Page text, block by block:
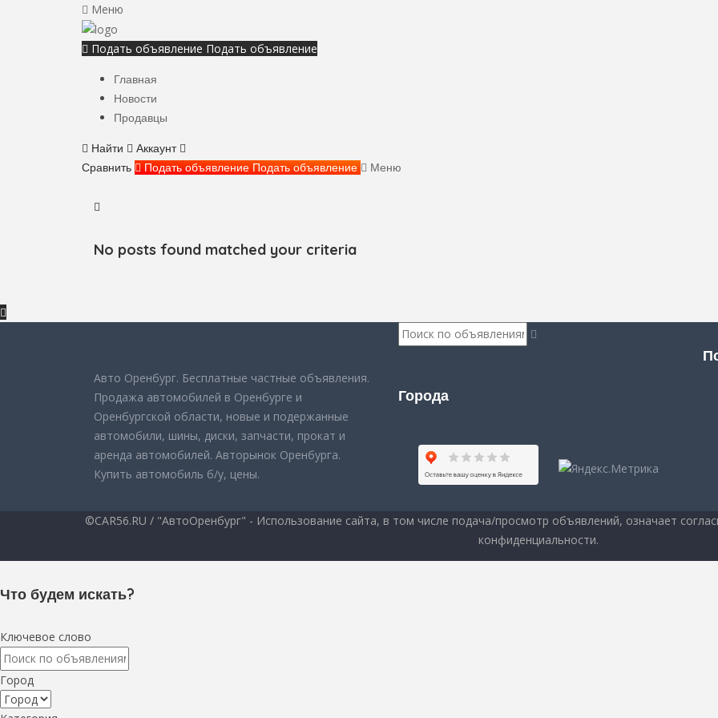
Меню
Подать объявление Подать объявление
Главная
Новости
Продавцы
Найти
Аккаунт
Сравнить
Подать объявление Подать объявление Меню
No posts found matched your criteria
Авто Оренбург. Бесплатные частные объявления.
Продажа автомобилей в Оренбурге и
Оренбургской области, новые и подержанные
автомобили, шины, диски, запчасти, прокат и
аренда автомобилей. Авторынок Оренбурга.
Купить автомобиль б/у, цены.
Города
©CAR56.RU / "АвтоОренбург" - Использование сайта, в том числе подача/просмотр объявлений, означает
конфиденциальности.
Что будем искать?
Ключевое слово
Город